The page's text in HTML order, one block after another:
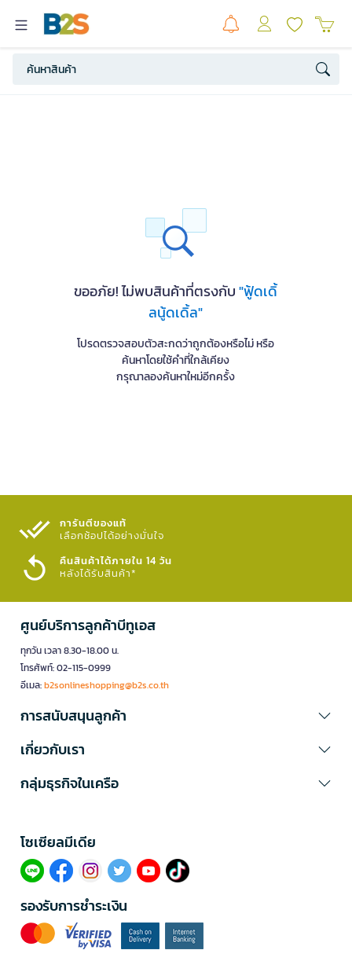
ขออภัย! ไม่พบสินค้าที่ตรงกับ"ฟู้ดเดิ้
ลนู้ดเดิ้ล"
โปรดตรวจสอบตัวสะกดว่าถูกต้องหรือไม่ หรือ
ค้นหาโดยใช้คำที่ใกล้เคียง
กรุณาลองค้นหาใหม่อีกครั้ง
การันตีของแท้
เลือกช้อปได้อย่างมั่นใจ​
คืนสินค้าได้ภายใน 14 วัน
หลังได้รับสินค้า*
ศูนย์บริการลูกค้าบีทูเอส
ทุกวัน เวลา 8.30-18.00 น.
โทรศัพท์: 02-115-0999
อีเมล:b2sonlineshopping@b2s.co.th
การสนับสนุนลูกค้า
เกี่ยวกับเรา
กลุ่มธุรกิจในเครือ
โซเซียลมีเดีย​
รองรับการชำระเงิน